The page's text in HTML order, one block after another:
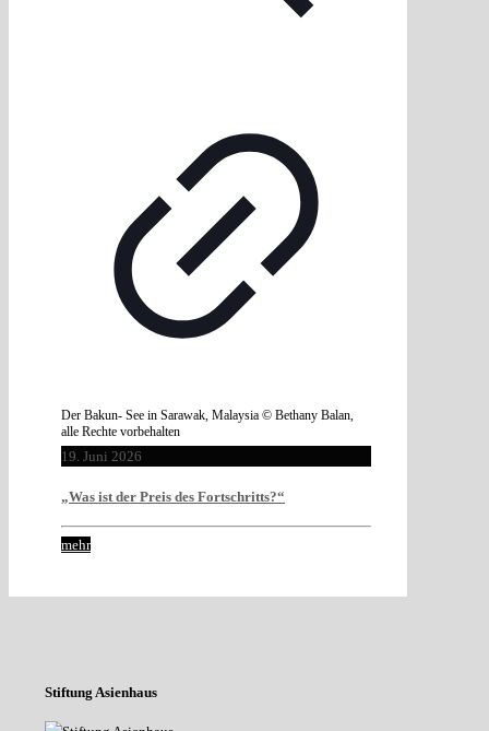
Der Bakun- See in Sarawak, Malaysia © Bethany Balan,
alle Rechte vorbehalten
19. Juni 2026
„Was ist der Preis des Fortschritts?“
mehr
Stiftung Asienhaus